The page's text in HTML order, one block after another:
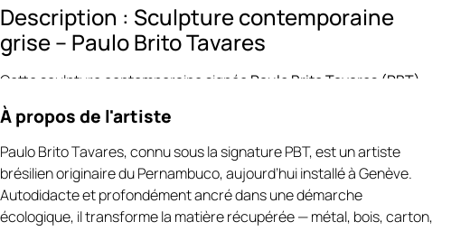
Description : Sculpture contemporaine
grise – Paulo Brito Tavares
Cette sculpture contemporaine signée Paulo Brito Tavares (PBT)
se distingue par sa
gris profond, veinures minérales et reflets subtils
culture.ch/categorie-produit/artiste-sculpteur-
contemporain/paulo-brito-tavares/.
L’aspect légèrement nuancé de la surface évoque lapierre naturelle
et lebéton poli, conférant à l’œuvre une esthétique sobre,
À propos de l'artiste
Paulo Brito Tavares, connu sous la signature PBT, est un artiste
brésilien originaire du Pernambuco, aujourd’hui installé à Genève.
Autodidacte et profondément ancré dans une démarche
écologique, il transforme la matière récupérée — métal, bois, carton,